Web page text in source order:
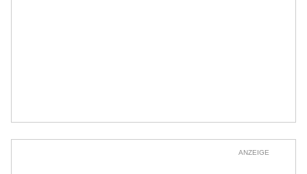
ANZEIGE